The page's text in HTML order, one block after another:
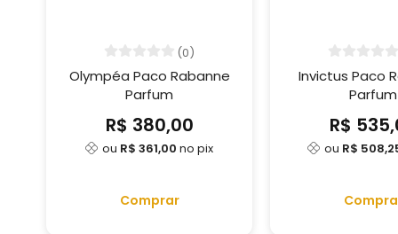
(0)
Olympéa Paco Rabanne
Parfum
R$ 380,00
ou R$ 361,00 no pix
Comprar
Invictus Paco
Parfum
R$
ou R$